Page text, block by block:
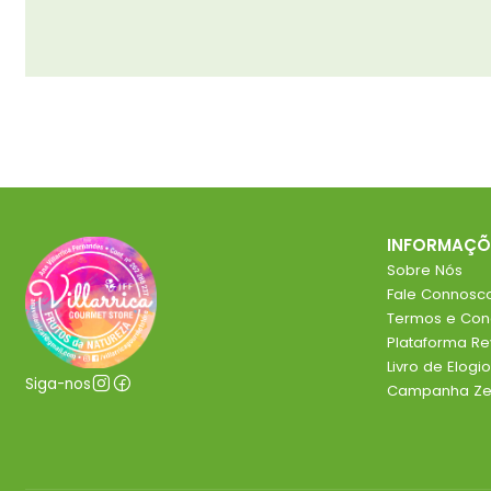
Siga-nos
Sobre Nós
Fale
Termos e
Plataforma
Livro de
Campanha